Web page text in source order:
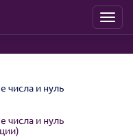
Menu
числа и нуль
числа и нуль